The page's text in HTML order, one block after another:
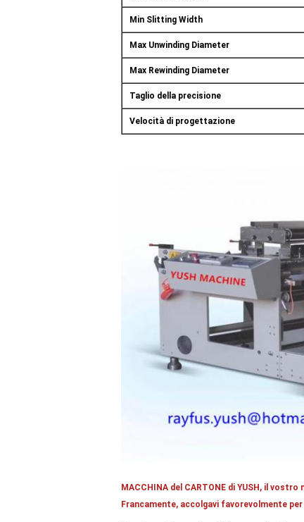
Min Slitting Width
Max Unwinding Diameter
Max Rewinding Diameter
Taglio della precisione
Velocità di progettazione
MACCHINA del CARTONE di YUSH, il
Francamente, accolgavi favorevolmente